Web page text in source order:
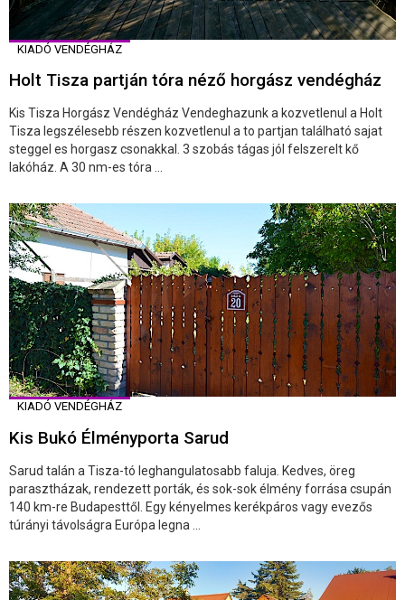
KIADÓ VENDÉGHÁZ
Holt Tisza partján tóra néző horgász vendégház
Kis Tisza Horgász Vendégház Vendeghazunk a kozvetlenul a Holt
Tisza legszélesebb részen kozvetlenul a to partjan található sajat
steggel es horgasz csonakkal. 3 szobás tágas jól felszerelt kő
lakóház. A 30 nm-es tóra ...
KIADÓ VENDÉGHÁZ
Kis Bukó Élményporta Sarud
Sarud talán a Tisza-tó leghangulatosabb faluja. Kedves, öreg
parasztházak, rendezett porták, és sok-sok élmény forrása csupán
140 km-re Budapesttől. Egy kényelmes kerékpáros vagy evezős
túrányi távolságra Európa legna ...